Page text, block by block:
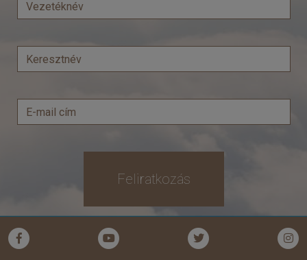
Feliratkozás